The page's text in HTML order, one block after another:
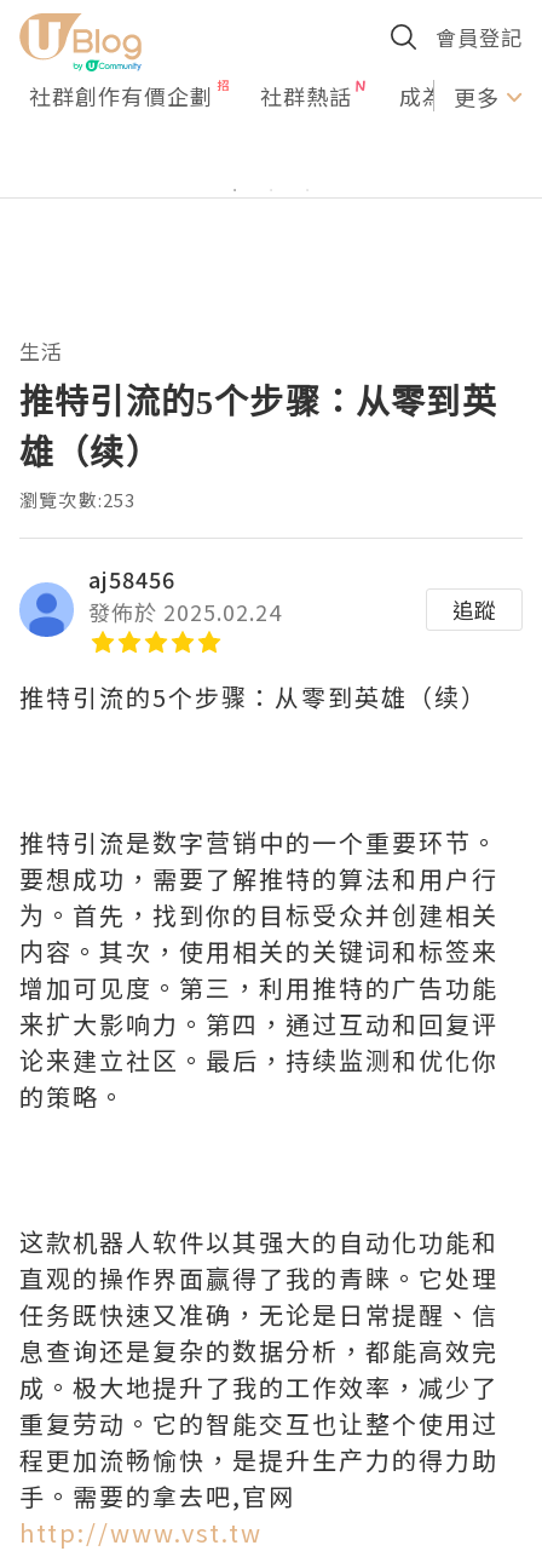
會員登記
社群創作有價企劃 社群熱話 成為U更多
生活
推特引流的5个步骤：从零到英
雄（续）
瀏覽次數:253
aj58456
發佈於 2025.02.24
追蹤
推特引流的5个步骤：从零到英雄（续）
推特引流是数字营销中的一个重要环节。
要想成功，需要了解推特的算法和用户行
为。首先，找到你的目标受众并创建相关
内容。其次，使用相关的关键词和标签来
增加可见度。第三，利用推特的广告功能
来扩大影响力。第四，通过互动和回复评
论来建立社区。最后，持续监测和优化你
的策略。
这款机器人软件以其强大的自动化功能和
直观的操作界面赢得了我的青睐。它处理
任务既快速又准确，无论是日常提醒、信
息查询还是复杂的数据分析，都能高效完
成。极大地提升了我的工作效率，减少了
重复劳动。它的智能交互也让整个使用过
程更加流畅愉快，是提升生产力的得力助
手。需要的拿去吧,官网
http://www.vst.tw